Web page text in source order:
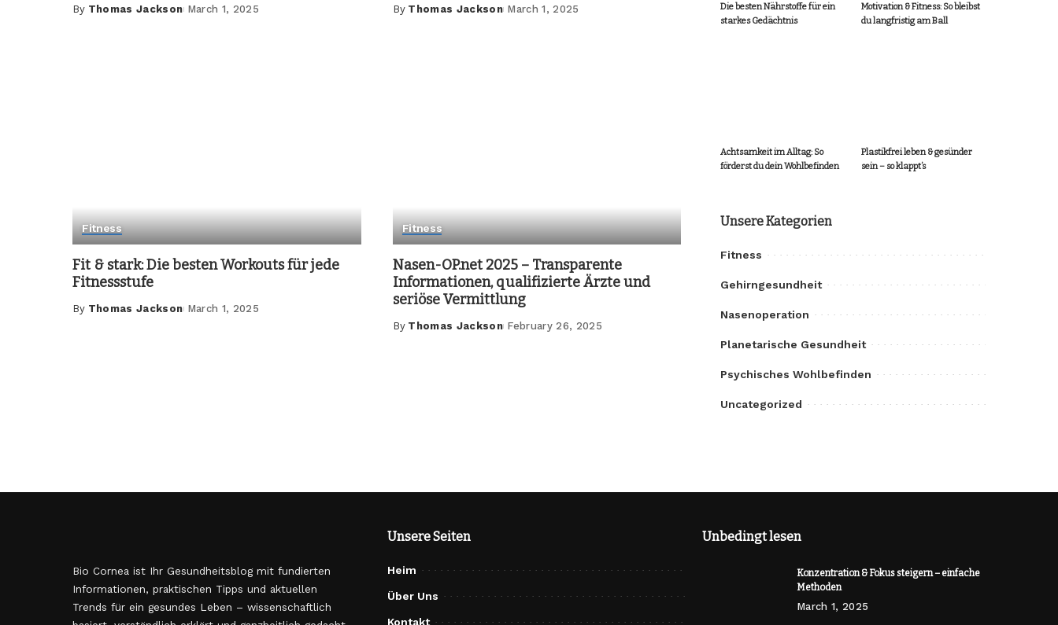
Posted
By Thomas Jackson March 1, 2025
Posted
By Thomas Jackson March 1, 2025
Fitness
Fit & stark: Die besten Workouts für jede
Fitnessstufe
Posted
By Thomas Jackson March 1, 2025
Fitness
Nasen-OP.net 2025 – Transparente
Informationen, qualifizierte Ärzte und
seriöse Vermittlung
Posted
By Thomas Jackson February 26, 2025
Die besten Nährstoffe für ein
starkes Gedächtnis
Motivation & Fitness: So bleibst
du langfristig am Ball
Achtsamkeit im Alltag: So
förderst du dein Wohlbefinden
Plastikfrei leben & gesünder
sein – so klappt’s
Unsere Kategorien
Fitness
Gehirngesundheit
Nasenoperation
Planetarische Gesundheit
Psychisches Wohlbefinden
Uncategorized
Bio Cornea ist Ihr Gesundheitsblog mit fundierten
Informationen, praktischen Tipps und aktuellen
Trends für ein gesundes Leben – wissenschaftlich
Unsere Seiten
Heim
Über Uns
Kontakt
Unbedingt lesen
Konzentration & Fokus steigern – einfache
Methoden
March 1, 2025